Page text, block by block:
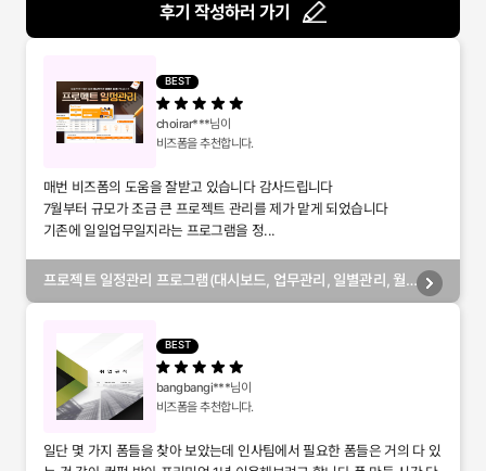
후기 작성하러 가기
BEST
choirar***님이
비즈폼을 추천합니다.
매번 비즈폼의 도움을 잘받고 있습니다 감사드립니다
7월부터 규모가 조금 큰 프로젝트 관리를 제가 맡게 되었습니다
기존에 일일업무일지라는 프로그램을 정...
프로젝트 일정관리 프로그램(대시보드, 업무관리, 일별관리, 월
BEST
bangbangi***님이
비즈폼을 추천합니다.
일단 몇 가지 폼들을 찾아 보았는데 인사팀에서 필요한 폼들은 거의 다 있